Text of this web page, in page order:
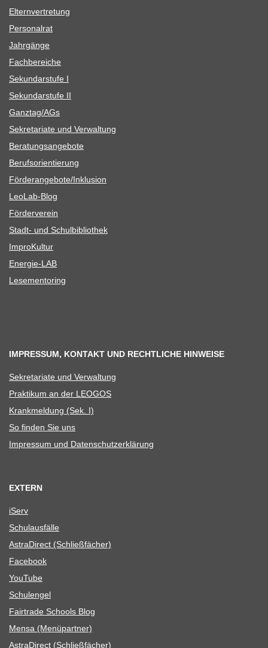
Eltern­ver­tre­tung
Per­so­nal­rat
Jahr­gänge
Fach­be­rei­che
Sekun­dar­stufe I
Sekun­dar­stufe II
Ganztag/​​AGs
Sekre­ta­riate und Verwaltung
Bera­tungs­an­ge­bote
Berufs­ori­en­tie­rung
Förderangebote/​​Inklusion
Leo­Lab-Blog
För­der­ver­ein
Stadt- und Schulbibliothek
Impro­Kul­tur
Ener­­gie-LAB
Lese­men­to­ring
IMPRESSUM, KONTAKT UND RECHTLICHE HINWEISE
Sekre­ta­riate und Verwaltung
Prak­ti­kum an der LEOGOS
Krank­mel­dung (Sek. I)
So fin­den Sie uns
Impres­sum und Datenschutzerklärung
EXTERN
iServ
Schul­aus­fälle
Astra­Di­rect (Schließ­fä­cher)
Face­book
You­Tube
Schul­en­gel
Fair­trade Schools Blog
Mensa (Menü­part­ner)
Astra­Di­rect (Schließ­fä­cher)